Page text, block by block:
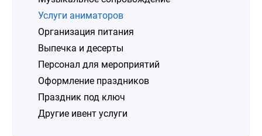
Услуги аниматоров
Организация питания
Выпечка и десерты
Персонал для мероприятий
Оформление праздников
Праздник под ключ
Другие ивент услуги